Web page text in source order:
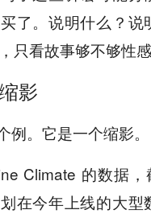
了。说明什么？说
只看故事够不够性感
影
例。它是一个缩影。
Climate 的数据
在今年上线的大型